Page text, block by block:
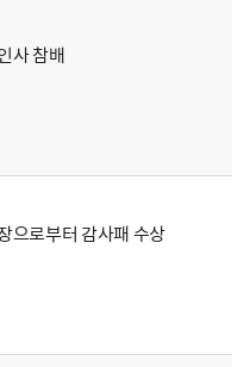
사 참배
으로부터 감사패 수상